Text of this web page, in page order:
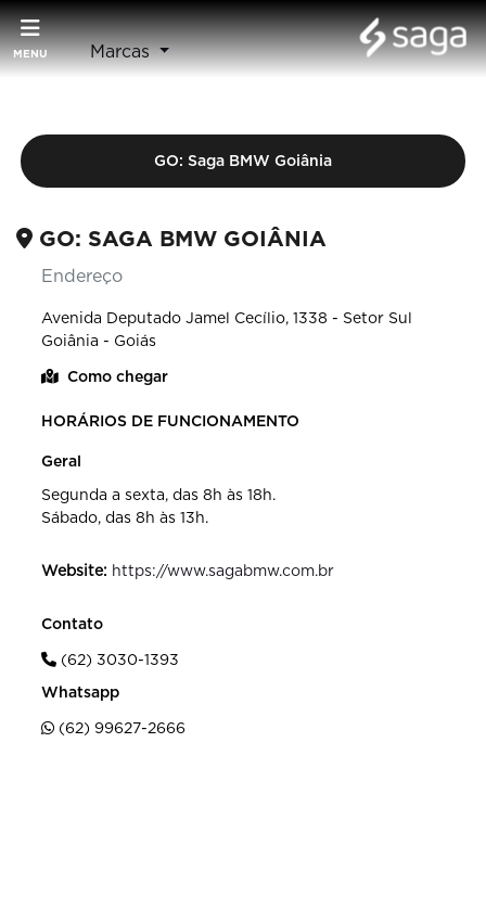
MENU Marcas
GO: Saga BMW Goiânia
GO: SAGA BMW GOIÂNIA
Endereço
Avenida Deputado Jamel Cecílio, 1338 - Setor Sul
Goiânia - Goiás
Como chegar
HORÁRIOS DE FUNCIONAMENTO
Geral
Segunda a sexta, das 8h às 18h.
Sábado, das 8h às 13h.
Website: https://www.sagabmw.com.br
Contato
(62) 3030-1393
Whatsapp
(62) 99627-2666